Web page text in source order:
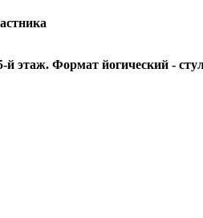
Формат йогический -